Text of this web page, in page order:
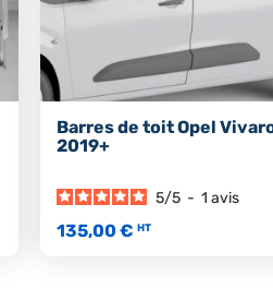
Barres de toit Opel
2019+
5/5 - 1 avis
135,00 € HT